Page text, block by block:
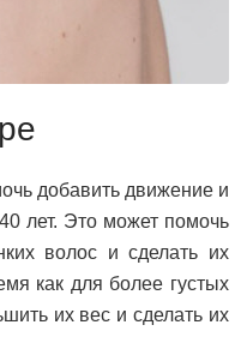
добавить движение и
лет. Это может помочь
волос и сделать их
как для более густых
их вес и сделать их